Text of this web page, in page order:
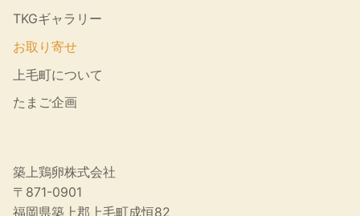
TKGギャラリー
お取り寄せ
上毛町について
たまご企画
築上鶏卵株式会社
〒871-0901
福岡県築上郡上毛町成恒82